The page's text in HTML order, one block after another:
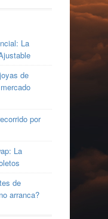
La
de
por
La
de
arranca?